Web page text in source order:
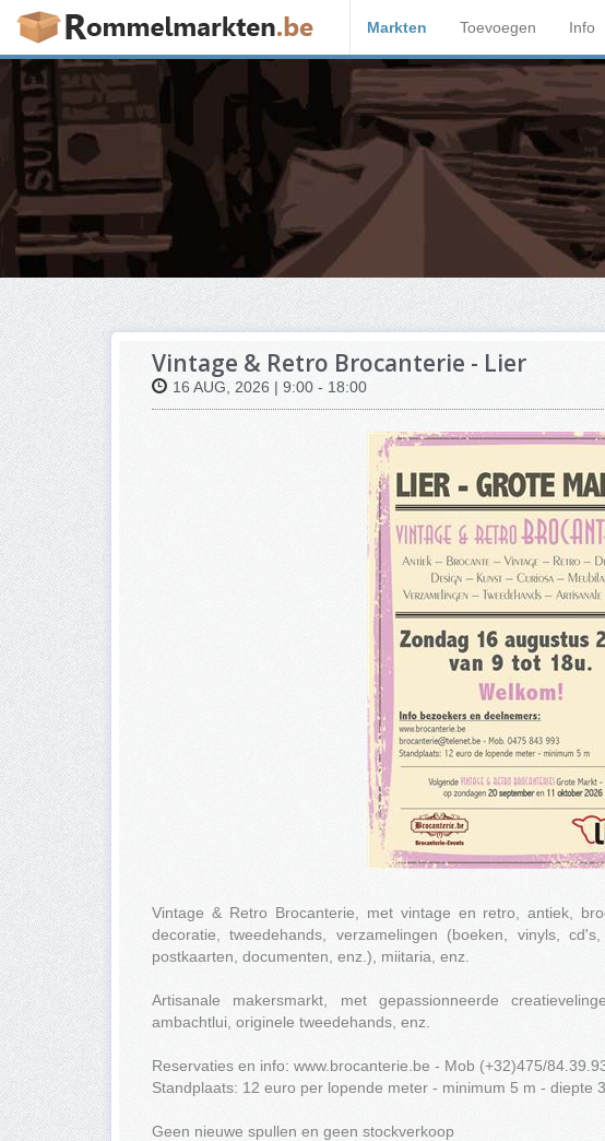
Markten Toevoegen Info
Vintage & Retro Brocanterie - Lier
16 AUG, 2026 | 9:00 - 18:00
Vintage & Retro Brocanterie, met vintage en retro, antiek,
decoratie, tweedehands, verzamelingen (boeken, vinyls,
postkaarten, documenten, enz.), miitaria, enz.
Artisanale makersmarkt, met gepassionneerde
ambachtlui, originele tweedehands, enz.
Reservaties en info: www.brocanterie.be - Mob (+32)475/
Standplaats: 12 euro per lopende meter - minimum 5 m - diepte
Geen nieuwe spullen en geen stockverkoop